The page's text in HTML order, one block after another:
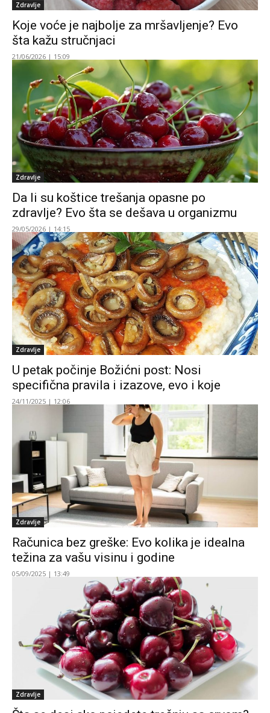
Zdravlje
Koje voće je najbolje za mršavljenje? Evo
šta kažu stručnjaci
21/06/2026 | 15:09
Zdravlje
Da li su koštice trešanja opasne po
zdravlje? Evo šta se dešava u organizmu
29/05/2026 | 14:15
Zdravlje
U petak počinje Božićni post: Nosi
specifična pravila i izazove, evo i koje
24/11/2025 | 12:06
Zdravlje
Računica bez greške: Evo kolika je idealna
težina za vašu visinu i godine
05/09/2025 | 13:49
Zdravlje